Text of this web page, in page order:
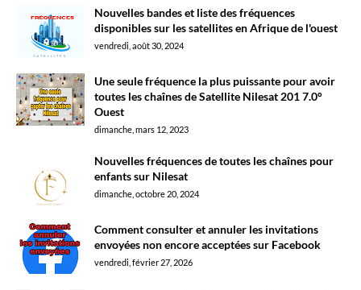
Nouvelles bandes et liste des fréquences
disponibles sur les satellites en Afrique de l'ouest
vendredi, août 30, 2024
Une seule fréquence la plus puissante pour avoir
toutes les chaînes de Satellite Nilesat 201 7.0°
Ouest
dimanche, mars 12, 2023
Nouvelles fréquences de toutes les chaînes pour
enfants sur Nilesat
dimanche, octobre 20, 2024
Comment consulter et annuler les invitations
envoyées non encore acceptées sur Facebook
vendredi, février 27, 2026